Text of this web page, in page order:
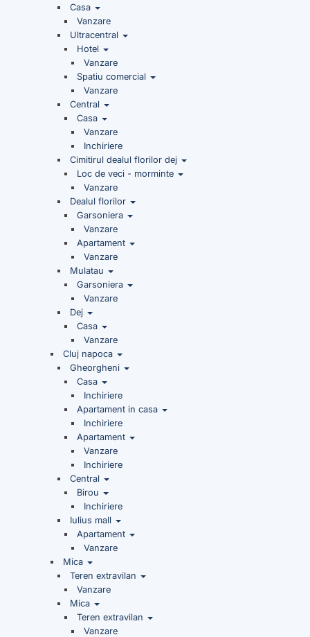
Casa
Vanzare
Ultracentral
Hotel
Vanzare
Spatiu comercial
Vanzare
Central
Casa
Vanzare
Inchiriere
Cimitirul dealul florilor dej
Loc de veci - morminte
Vanzare
Dealul florilor
Garsoniera
Vanzare
Apartament
Vanzare
Mulatau
Garsoniera
Vanzare
Dej
Casa
Vanzare
Cluj napoca
Gheorgheni
Casa
Inchiriere
Apartament in casa
Inchiriere
Apartament
Vanzare
Inchiriere
Central
Birou
Inchiriere
Iulius mall
Apartament
Vanzare
Mica
Teren extravilan
Vanzare
Mica
Teren extravilan
Vanzare